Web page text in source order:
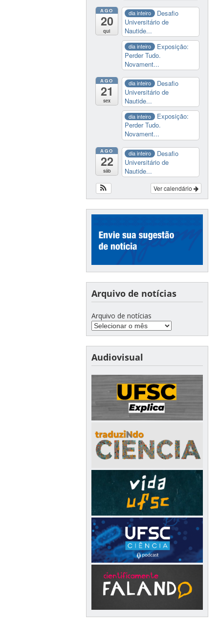
AGO
20
qui
dia inteiro
Desafio
Universitário de
Nautide...
dia inteiro
Exposição:
Perder Tudo.
Novament...
AGO
21
sex
dia inteiro
Desafio
Universitário de
Nautide...
dia inteiro
Exposição:
Perder Tudo.
Novament...
AGO
22
sáb
dia inteiro
Desafio
Universitário de
Nautide...
Ver calendário
Arquivo de notícias
Arquivo de notícias
Audiovisual